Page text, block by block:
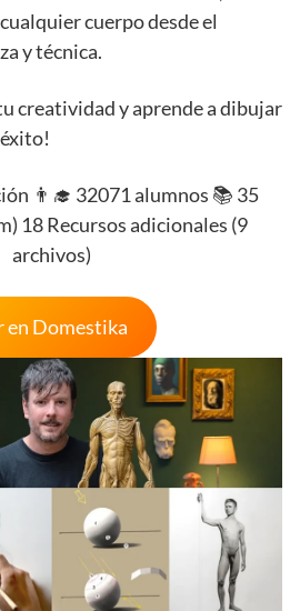
cuerpo desde el
y técnica.
creatividad y aprende a dibujar
👨‍🎓 32071 alumnos 📚 35
18 Recursos adicionales (9
archivos)
en Domestika